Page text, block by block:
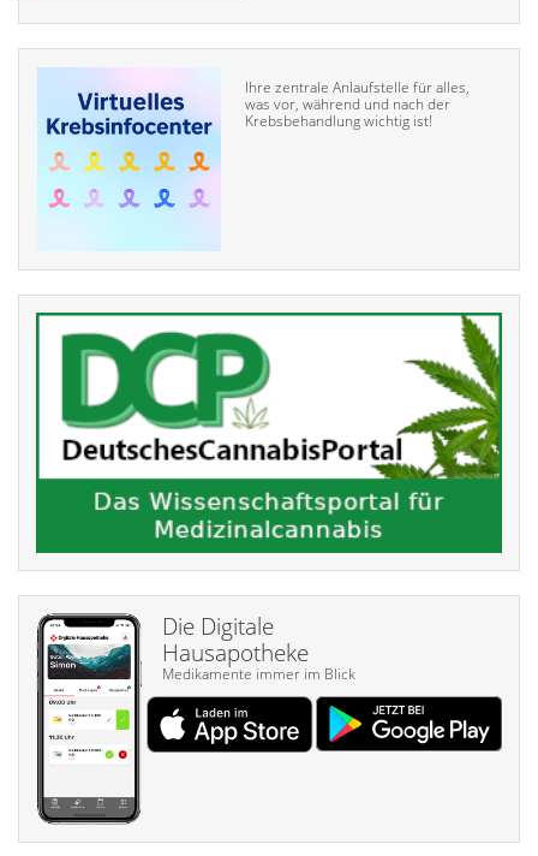
Ihre zentrale Anlaufstelle für alles,
was vor, während und nach der
Krebsbehandlung wichtig ist!
Die Digitale
Hausapotheke
Medikamente immer im Blick